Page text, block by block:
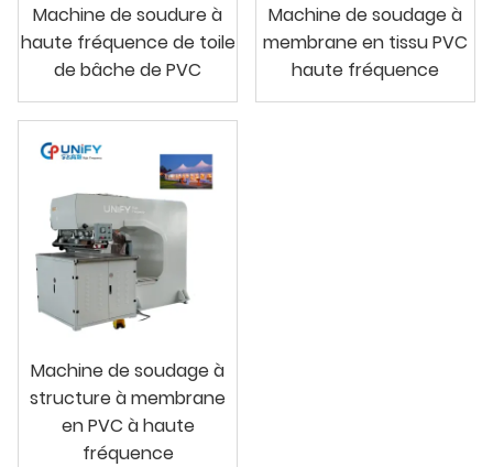
Machine de soudure à
haute fréquence de toile
de bâche de PVC
Machine de soudage à
membrane en tissu PVC
haute fréquence
Machine de soudage à
structure à membrane
en PVC à haute
fréquence